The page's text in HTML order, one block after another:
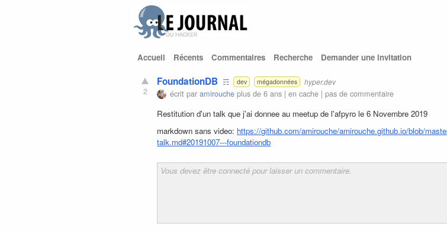
Accueil Récents Commentaires Recherche Demander une invitation
2
FoundationDB ☶ dev mégadonnées hyper.dev
écrit paramirouche plus de 6 ans |en cache |pas de commentaire
Restitution d'un talk que j'ai donnee au meetup de l'afpyro le 6 Novembre 2019
markdown sans video: https://github.com/amirouche/amirouche.github.io/blob/
talk.md#20191007---foundationdb